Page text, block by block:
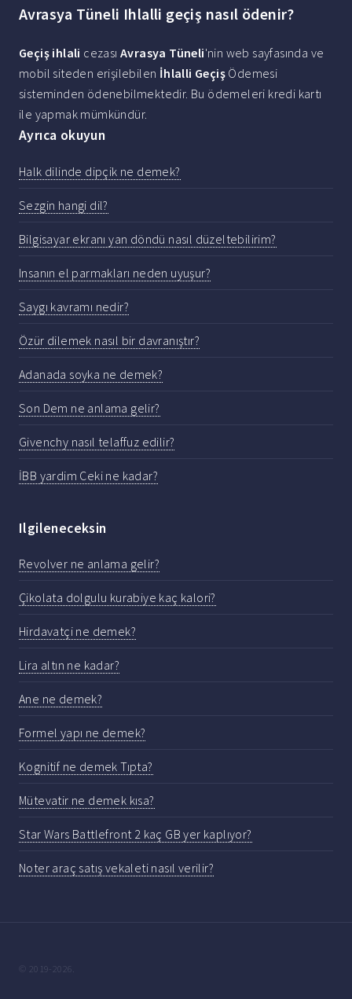
Avrasya Tüneli Ihlalli geçiş nasıl ödenir?
Geçiş ihlali cezasıAvrasya Tüneli'nin web sayfasında ve
mobil siteden erişilebilen İhlalli Geçiş Ödemesi
sisteminden ödenebilmektedir. Bu ödemeleri kredi kartı
ile yapmak mümkündür.
Ayrıca okuyun
Halk dilinde dipçik ne demek?
Sezgin hangi dil?
Bilgisayar ekranı yan döndü nasıl düzeltebilirim?
Insanın el parmakları neden uyuşur?
Saygı kavramı nedir?
Özür dilemek nasıl bir davranıştır?
Adanada soyka ne demek?
Son Dem ne anlama gelir?
Givenchy nasıl telaffuz edilir?
İBB yardim Ceki ne kadar?
Ilgileneceksin
Revolver ne anlama gelir?
Çikolata dolgulu kurabiye kaç kalori?
Hirdavatçi ne demek?
Lira altın ne kadar?
Ane ne demek?
Formel yapı ne demek?
Kognitif ne demek Tıpta?
Mütevatir ne demek kısa?
Star Wars Battlefront 2 kaç GB yer kaplıyor?
Noter araç satış vekaleti nasıl verilir?
© 2019-2026.